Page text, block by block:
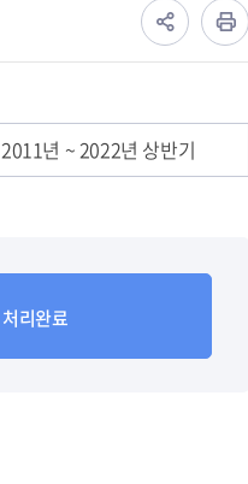
2011년 ~ 2022년 상반기
처리완료